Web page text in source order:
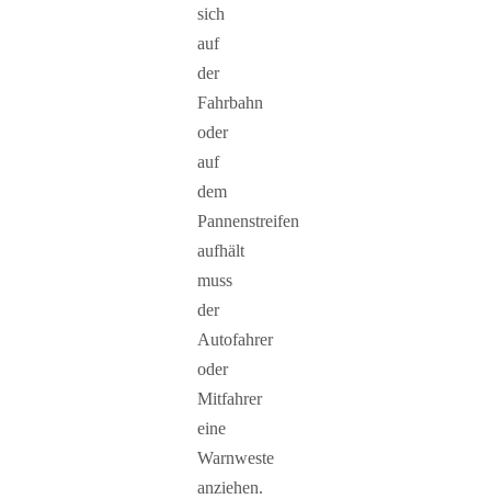
sich
auf
der
Fahrbahn
oder
auf
dem
Pannenstreifen
aufhält
muss
der
Autofahrer
oder
Mitfahrer
eine
Warnweste
anziehen.